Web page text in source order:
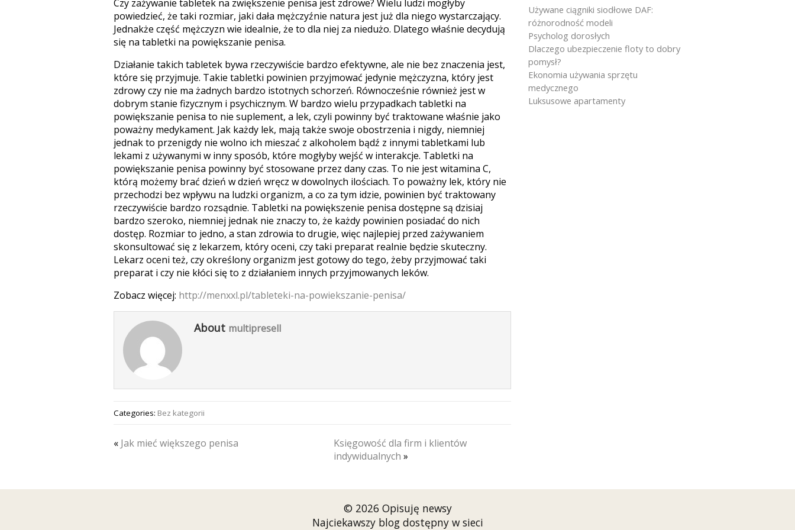
Czy zażywanie tabletek na zwiększenie penisa jest zdrowe? Wielu ludzi mogłyby
powiedzieć, że taki rozmiar, jaki dała mężczyźnie natura jest już dla niego wystarczający.
Jednakże część mężczyzn wie idealnie, że to dla niej za niedużo. Dlatego właśnie decydują
się na tabletki na powiększanie penisa.
Działanie takich tabletek bywa rzeczywiście bardzo efektywne, ale nie bez znaczenia jest,
które się przyjmuje. Takie tabletki powinien przyjmować jedynie mężczyzna, który jest
zdrowy czy nie ma żadnych bardzo istotnych schorzeń. Równocześnie również jest w
dobrym stanie fizycznym i psychicznym. W bardzo wielu przypadkach tabletki na
powiększanie penisa to nie suplement, a lek, czyli powinny być traktowane właśnie jako
poważny medykament. Jak każdy lek, mają także swoje obostrzenia i nigdy, niemniej
jednak to przenigdy nie wolno ich mieszać z alkoholem bądź z innymi tabletkami lub
lekami z używanymi w inny sposób, które mogłyby wejść w interakcje. Tabletki na
powiększanie penisa powinny być stosowane przez dany czas. To nie jest witamina C,
którą możemy brać dzień w dzień wręcz w dowolnych ilościach. To poważny lek, który nie
przechodzi bez wpływu na ludzki organizm, a co za tym idzie, powinien być traktowany
rzeczywiście bardzo rozsądnie. Tabletki na powiększenie penisa dostępne są dzisiaj
bardzo szeroko, niemniej jednak nie znaczy to, że każdy powinien posiadać do nich
dostęp. Rozmiar to jedno, a stan zdrowia to drugie, więc najlepiej przed zażywaniem
skonsultować się z lekarzem, który oceni, czy taki preparat realnie będzie skuteczny.
Lekarz oceni też, czy określony organizm jest gotowy do tego, żeby przyjmować taki
preparat i czy nie kłóci się to z działaniem innych przyjmowanych leków.
Zobacz więcej: http://menxxl.pl/tableteki-na-powiekszanie-penisa/
About multipresell
Categories: Bez kategorii
« Jak mieć większego penisa
Księgowość dla firm i klientów
indywidualnych »
Używane ciągniki siodłowe DAF:
różnorodność modeli
Psycholog dorosłych
Dlaczego ubezpieczenie floty to dobry
pomysł?
Ekonomia używania sprzętu
medycznego
Luksusowe apartamenty
© 2026 Opisuję newsy
Najciekawszy blog dostępny w sieci